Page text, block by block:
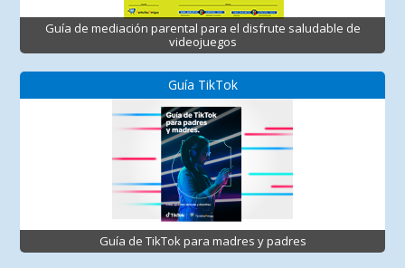
Guía de mediación parental para el disfrute saludable de
videojuegos
Guía TikTok
Guía de TikTok para madres y padres